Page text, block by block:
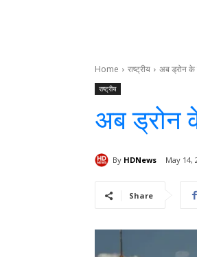
Home राष्ट्रीय अब ड्रोन के
राष्ट्रीय
अब ड्रोन
By HDNews May 14,
Share